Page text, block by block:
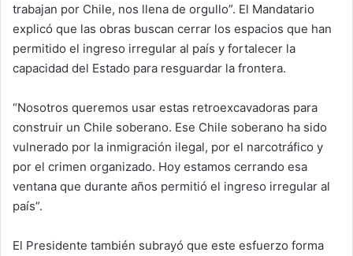
trabajan por Chile, nos llena de orgullo”. El Mandatario
explicó que las obras buscan cerrar los espacios que han
permitido el ingreso irregular al país y fortalecer la
capacidad del Estado para resguardar la frontera.
“Nosotros queremos usar estas retroexcavadoras para
construir un Chile soberano. Ese Chile soberano ha sido
vulnerado por la inmigración ilegal, por el narcotráfico y
por el crimen organizado. Hoy estamos cerrando esa
ventana que durante años permitió el ingreso irregular al
país”.
El Presidente también subrayó que este esfuerzo forma